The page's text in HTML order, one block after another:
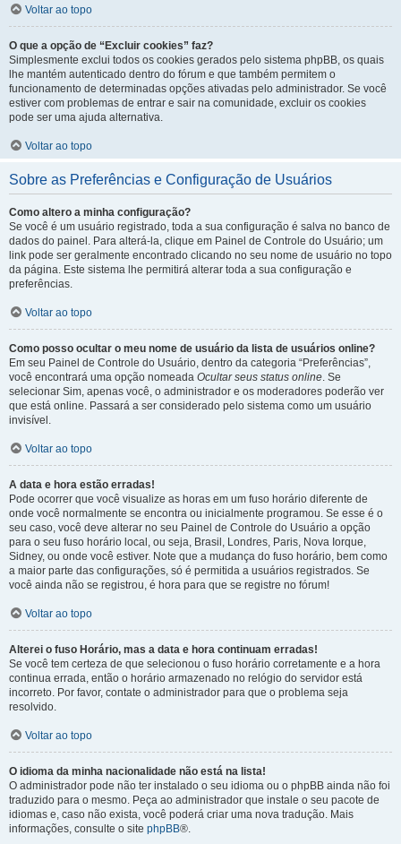
Voltar ao topo
O que a opção de “Excluir cookies” faz?
Simplesmente exclui todos os cookies gerados pelo sistema phpBB, os quais
lhe mantém autenticado dentro do fórum e que também permitem o
funcionamento de determinadas opções ativadas pelo administrador. Se você
estiver com problemas de entrar e sair na comunidade, excluir os cookies
pode ser uma ajuda alternativa.
Voltar ao topo
Sobre as Preferências e Configuração de Usuários
Como altero a minha configuração?
Se você é um usuário registrado, toda a sua configuração é salva no banco de
dados do painel. Para alterá-la, clique em Painel de Controle do Usuário; um
link pode ser geralmente encontrado clicando no seu nome de usuário no topo
da página. Este sistema lhe permitirá alterar toda a sua configuração e
preferências.
Voltar ao topo
Como posso ocultar o meu nome de usuário da lista de usuários online?
Em seu Painel de Controle do Usuário, dentro da categoria “Preferências”,
você encontrará uma opção nomeada Ocultar seus status online. Se
selecionar Sim, apenas você, o administrador e os moderadores poderão ver
que está online. Passará a ser considerado pelo sistema como um usuário
invisível.
Voltar ao topo
A data e hora estão erradas!
Pode ocorrer que você visualize as horas em um fuso horário diferente de
onde você normalmente se encontra ou inicialmente programou. Se esse é o
seu caso, você deve alterar no seu Painel de Controle do Usuário a opção
para o seu fuso horário local, ou seja, Brasil, Londres, Paris, Nova Iorque,
Sidney, ou onde você estiver. Note que a mudança do fuso horário, bem como
a maior parte das configurações, só é permitida a usuários registrados. Se
você ainda não se registrou, é hora para que se registre no fórum!
Voltar ao topo
Alterei o fuso Horário, mas a data e hora continuam erradas!
Se você tem certeza de que selecionou o fuso horário corretamente e a hora
continua errada, então o horário armazenado no relógio do servidor está
incorreto. Por favor, contate o administrador para que o problema seja
resolvido.
Voltar ao topo
O idioma da minha nacionalidade não está na lista!
O administrador pode não ter instalado o seu idioma ou o phpBB ainda não foi
traduzido para o mesmo. Peça ao administrador que instale o seu pacote de
idiomas e, caso não exista, você poderá criar uma nova tradução. Mais
informações, consulte o site phpBB®.